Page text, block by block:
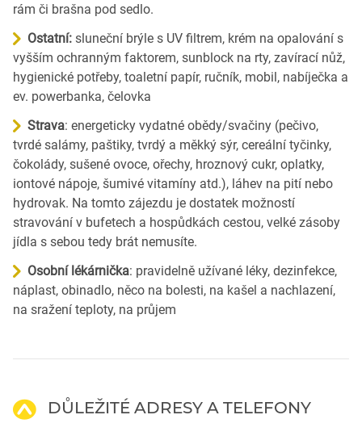
rám či brašna pod sedlo.
Ostatní: sluneční brýle s UV filtrem, krém na opalování s
vyšším ochranným faktorem, sunblock na rty, zavírací nůž,
hygienické potřeby, toaletní papír, ručník, mobil, nabíječka a
ev. powerbanka, čelovka
Strava: energeticky vydatné obědy/svačiny (pečivo,
tvrdé salámy, paštiky, tvrdý a měkký sýr, cereální tyčinky,
čokolády, sušené ovoce, ořechy, hroznový cukr, oplatky,
iontové nápoje, šumivé vitamíny atd.), láhev na pití nebo
hydrovak. Na tomto zájezdu je dostatek možností
stravování v bufetech a hospůdkách cestou, velké zásoby
jídla s sebou tedy brát nemusíte.
Osobní lékárnička: pravidelně užívané léky, dezinfekce,
náplast, obinadlo, něco na bolesti, na kašel a nachlazení,
na sražení teploty, na průjem
DŮLEŽITÉ ADRESY A TELEFONY